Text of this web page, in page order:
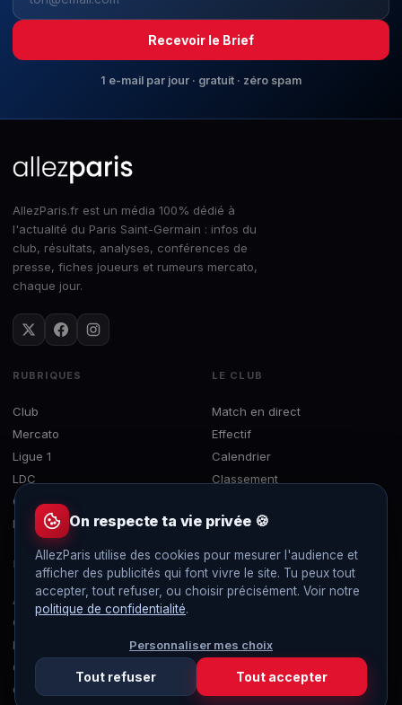
Recevoir le Brief
1 e-mail par jour · gratuit · zéro spam
AllezParis.fr est un média 100% dédié à
l'actualité du Paris Saint-Germain : infos du
club, résultats, analyses, conférences de
presse, fiches joueurs et rumeurs mercato,
chaque jour.
RUBRIQUES
Club
Mercato
Ligue 1
LDC
Coupes
EDF
LE CLUB
Match en direct
Effectif
Calendrier
Classement
Le Brief
LE SITE
À propos
Contact
Mentions légales
Confidentialité
Gérer les cookies
On respecte ta vie privée 🍪
AllezParis utilise des cookies pour mesurer l'audience et
afficher des publicités qui font vivre le site. Tu peux tout
accepter, tout refuser, ou choisir précisément. Voir notre
politique de confidentialité.
Personnaliser mes choix
Tout refuser Tout accepter